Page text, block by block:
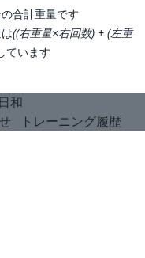
合計重量です
((右重量×右回数) + (左重
ています
和
トレーニング履歴